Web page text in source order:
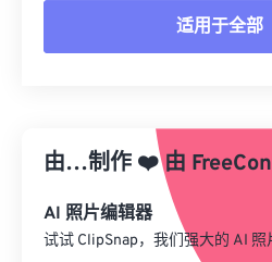
适用于全部
从预设应用
另存为预设
由…制作 ❤️由
AI 照片编辑器
试试 ClipSnap，我们强大的 AI